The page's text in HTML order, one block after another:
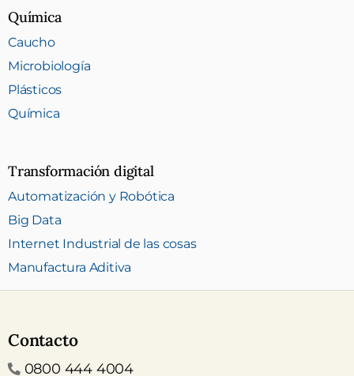
Química
Caucho
Microbiología
Plásticos
Química
Transformación digital
Automatización y Robótica
Big Data
Internet Industrial de las cosas
Manufactura Aditiva
Contacto
Teléfono
0800 444 4004